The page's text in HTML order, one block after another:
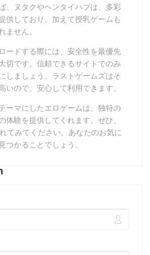
、ヌタクやヘンタイハブは、多彩
供しており、加えて授乳ゲームも
ません。
ードする際には、安全性を最優先
切です。信頼できるサイトでのみ
しましょう。ラストゲームズはそ
いので、安心して利用できます。
ーマにしたエロゲームは、独特の
体験を提供してくれます。ぜひ、
てみてください。あなたのお気に
つかることでしょう。